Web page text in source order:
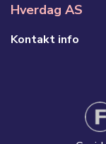
Hverdag AS
Kontakt info